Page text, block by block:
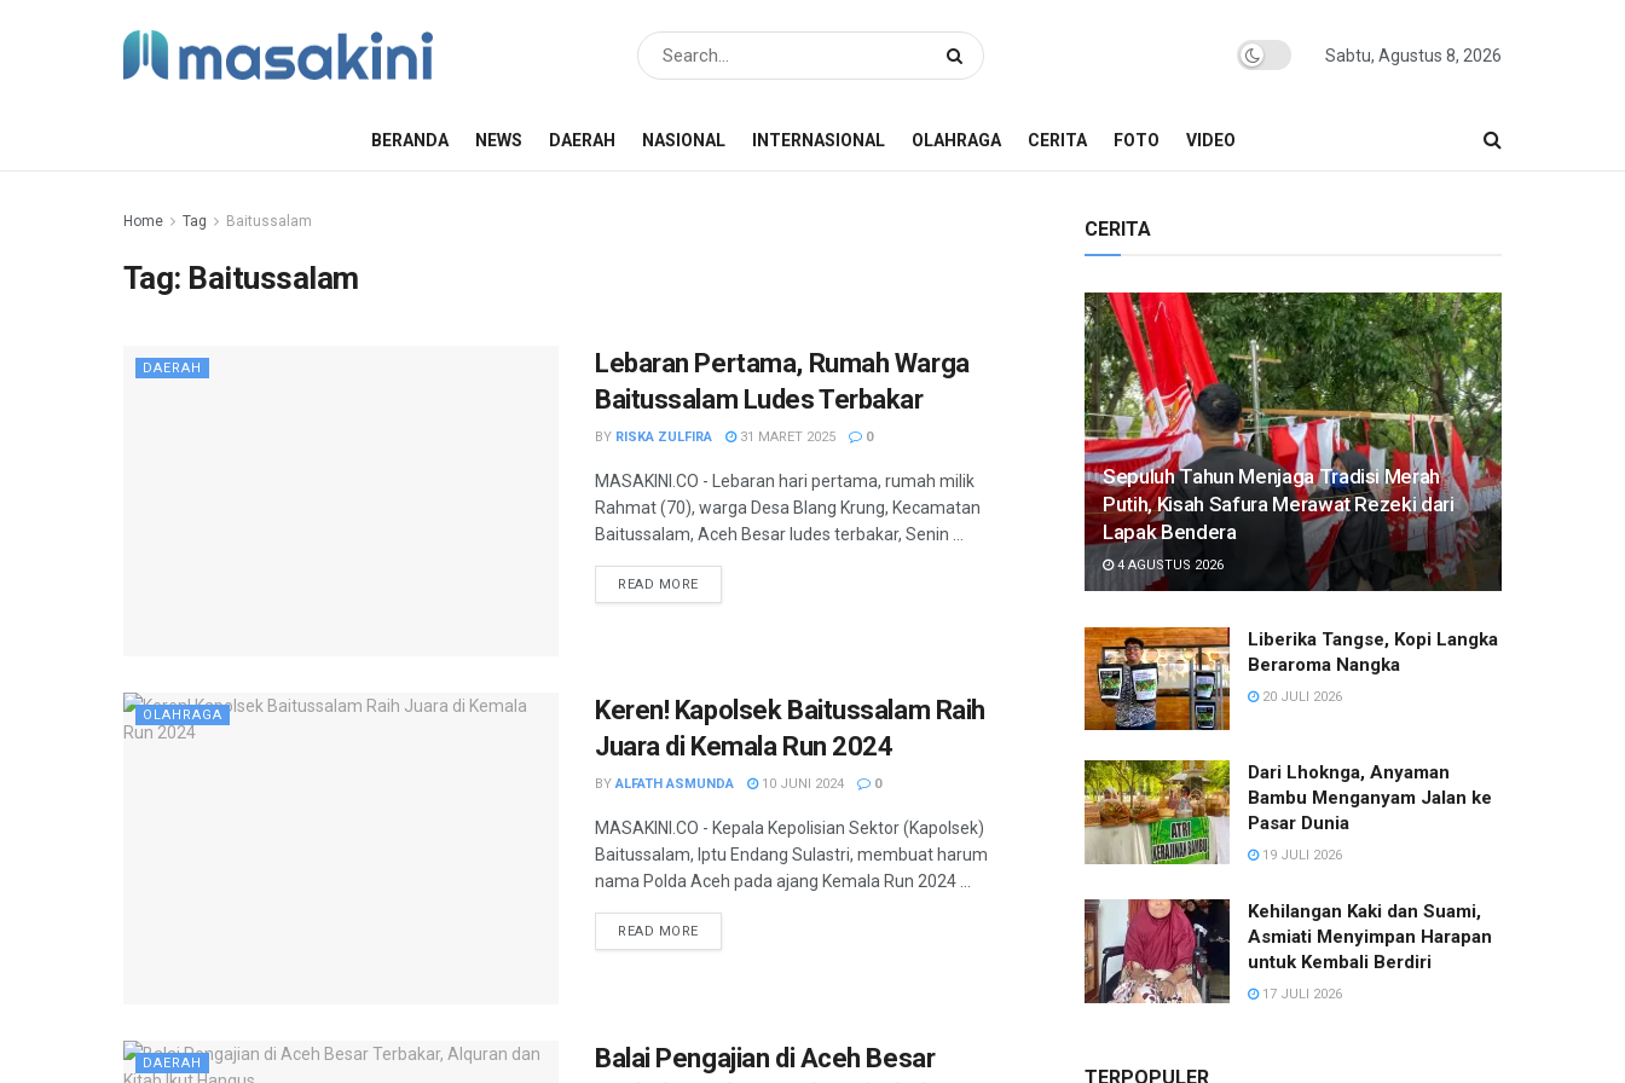
Sabtu, Agustus 8, 2026
BERANDA NEWS DAERAH NASIONAL INTERNASIONAL OLAHRAGA CERITA FOTO VIDEO
Home Tag Baitussalam
Tag: Baitussalam
DAERAH
Lebaran Pertama, Rumah Warga
Baitussalam Ludes Terbakar
BY RISKA ZULFIRA 31 MARET 2025 0
MASAKINI.CO - Lebaran hari pertama, rumah milik
Rahmat (70), warga Desa Blang Krung, Kecamatan
Baitussalam, Aceh Besar ludes terbakar, Senin ...
READ MORE
OLAHRAGA
Keren! Kapolsek Baitussalam Raih
Juara di Kemala Run 2024
BY ALFATH ASMUNDA 10 JUNI 2024 0
MASAKINI.CO - Kepala Kepolisian Sektor (Kapolsek)
Baitussalam, Iptu Endang Sulastri, membuat harum
nama Polda Aceh pada ajang Kemala Run 2024 ...
READ MORE
DAERAH
Balai Pengajian di Aceh Besar
CERITA
Sepuluh Tahun Menjaga Tradisi Merah
Putih, Kisah Safura Merawat Rezeki dari
Lapak Bendera
4 AGUSTUS 2026
Liberika Tangse, Kopi Langka
Beraroma Nangka
20 JULI 2026
Dari Lhoknga, Anyaman
Bambu Menganyam Jalan ke
Pasar Dunia
19 JULI 2026
Kehilangan Kaki dan Suami,
Asmiati Menyimpan Harapan
untuk Kembali Berdiri
17 JULI 2026
TERPOPULER